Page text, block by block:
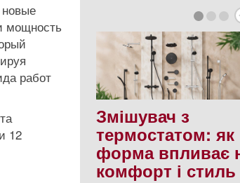
мощность
работ
12
Змішувач з
термостатом: як
форма впливає
комфорт і стиль